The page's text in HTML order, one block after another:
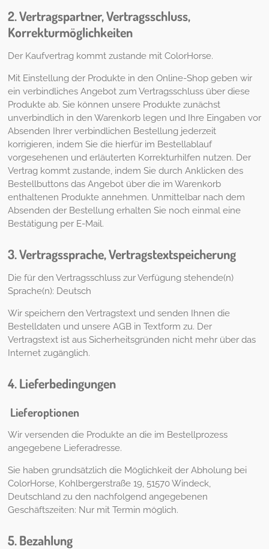
2. Vertragspartner, Vertragsschluss,
Korrekturmöglichkeiten
Der Kaufvertrag kommt zustande mit ColorHorse.
Mit Einstellung der Produkte in den Online-Shop geben wir
ein verbindliches Angebot zum Vertragsschluss über diese
Produkte ab. Sie können unsere Produkte zunächst
unverbindlich in den Warenkorb legen und Ihre Eingaben vor
Absenden Ihrer verbindlichen Bestellung jederzeit
korrigieren, indem Sie die hierfür im Bestellablauf
vorgesehenen und erläuterten Korrekturhilfen nutzen. Der
Vertrag kommt zustande, indem Sie durch Anklicken des
Bestellbuttons das Angebot über die im Warenkorb
enthaltenen Produkte annehmen. Unmittelbar nach dem
Absenden der Bestellung erhalten Sie noch einmal eine
Bestätigung per E-Mail.
3. Vertragssprache, Vertragstextspeicherung
Die für den Vertragsschluss zur Verfügung stehende(n)
Sprache(n): Deutsch
Wir speichern den Vertragstext und senden Ihnen die
Bestelldaten und unsere AGB in Textform zu. Der
Vertragstext ist aus Sicherheitsgründen nicht mehr über das
Internet zugänglich.
4. Lieferbedingungen
Lieferoptionen
Wir versenden die Produkte an die im Bestellprozess
angegebene Lieferadresse.
Sie haben grundsätzlich die Möglichkeit der Abholung bei
ColorHorse, Kohlbergerstraße 19, 51570 Windeck,
Deutschland zu den nachfolgend angegebenen
Geschäftszeiten: Nur mit Termin möglich.
5. Bezahlung